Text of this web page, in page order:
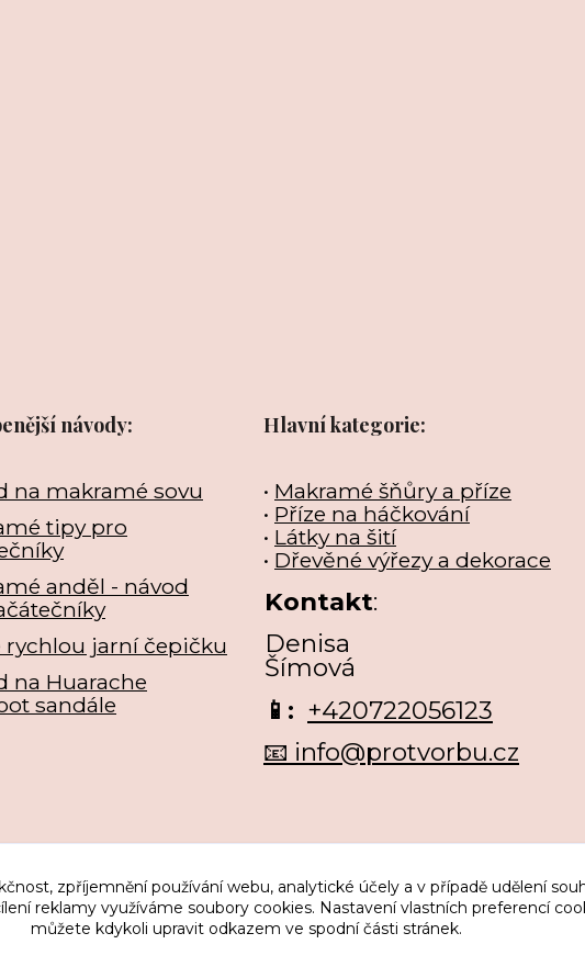
návody:
na makramé sovu
tipy pro
anděl - návod
rychlou jarní čepičku
na Huarache
sandále
Hlavní kategorie:
• Makramé šňůry a příze
• Příze na háčkování
• Látky na šití
• Dřevěné výřezy a dekorace
Kontakt:
Denisa
Šímová
📱: +420722056123
📧 info@protvorbu.cz
zpříjemnění používání webu, analytické účely a v případě udělení
reklamy využíváme soubory cookies. Nastavení vlastních preferencí
můžete kdykoli upravit odkazem ve spodní části stránek.